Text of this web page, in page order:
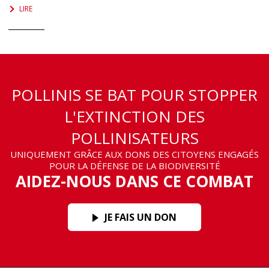
LIRE
POLLINIS SE BAT POUR STOPPER
L'EXTINCTION DES
POLLINISATEURS
UNIQUEMENT GRÂCE AUX DONS DES CITOYENS ENGAGÉS
POUR LA DÉFENSE DE LA BIODIVERSITÉ
AIDEZ-NOUS DANS CE COMBAT
JE FAIS UN DON